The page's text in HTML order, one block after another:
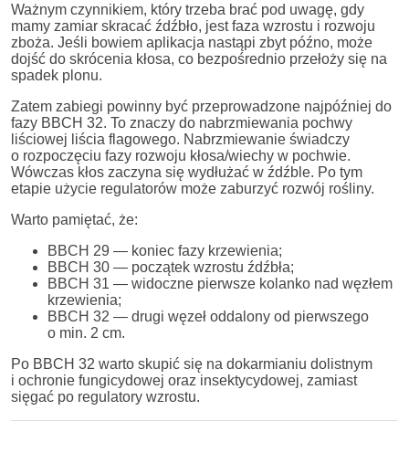
Ważnym czynnikiem, który trzeba brać pod uwagę, gdy
mamy zamiar skracać źdźbło, jest faza wzrostu i rozwoju
zboża. Jeśli bowiem aplikacja nastąpi zbyt późno, może
dojść do skrócenia kłosa, co bezpośrednio przełoży się na
spadek plonu.
Zatem zabiegi powinny być przeprowadzone najpóźniej do
fazy BBCH 32. To znaczy do nabrzmiewania pochwy
liściowej liścia flagowego. Nabrzmiewanie świadczy
o rozpoczęciu fazy rozwoju kłosa/wiechy w pochwie.
Wówczas kłos zaczyna się wydłużać w źdźble. Po tym
etapie użycie regulatorów może zaburzyć rozwój rośliny.
Warto pamiętać, że:
BBCH 29 — koniec fazy krzewienia;
BBCH 30 — początek wzrostu źdźbła;
BBCH 31 — widoczne pierwsze kolanko nad węzłem
krzewienia;
BBCH 32 — drugi węzeł oddalony od pierwszego
o min. 2 cm.
Po BBCH 32 warto skupić się na dokarmianiu dolistnym
i ochronie fungicydowej oraz insektycydowej, zamiast
sięgać po regulatory wzrostu.